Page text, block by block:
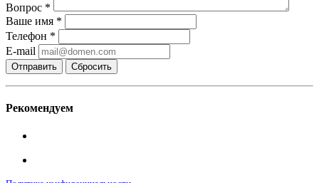
Вопрос *
Ваше имя *
Телефон *
E-mail
Сбросить
Рекомендуем